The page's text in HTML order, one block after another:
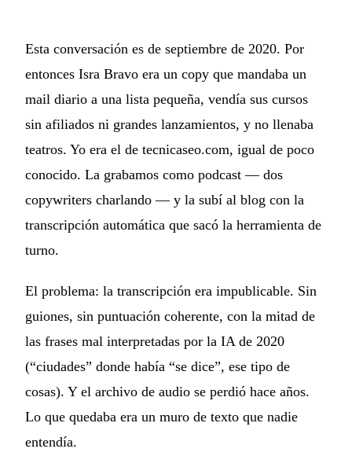
Esta conversación es de septiembre de 2020. Por
entonces Isra Bravo era un copy que mandaba un
mail diario a una lista pequeña, vendía sus cursos
sin afiliados ni grandes lanzamientos, y no llenaba
teatros. Yo era el de tecnicaseo.com, igual de poco
conocido. La grabamos como podcast — dos
copywriters charlando — y la subí al blog con la
transcripción automática que sacó la herramienta de
turno.
El problema: la transcripción era impublicable. Sin
guiones, sin puntuación coherente, con la mitad de
las frases mal interpretadas por la IA de 2020
(“ciudades” donde había “se dice”, ese tipo de
cosas). Y el archivo de audio se perdió hace años.
Lo que quedaba era un muro de texto que nadie
entendía.